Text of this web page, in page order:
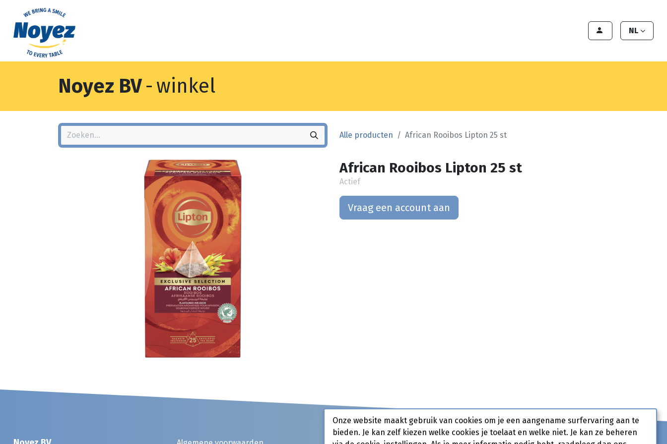
NL
Noyez BV- winkel
Alle producten African Rooibos Lipton 25 st
African Rooibos Lipton 25 st
Actief
Vraag een account aan
Onze website maakt gebruik van cookies om je een aangename surfervaring aan te
bieden. Je kan zelf kiezen welke cookies je toelaat en welke niet. Je kan ze beheren